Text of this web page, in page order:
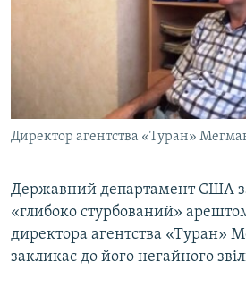
УКРАЇНСЬКА ПРОБЛЕМА КРИМУ
Усі сайти RFE/RL
Директор агентства «Туран»
Державний департамент США
«глибоко стурбований»
директора агентства «Туран»
закликає до його негайного